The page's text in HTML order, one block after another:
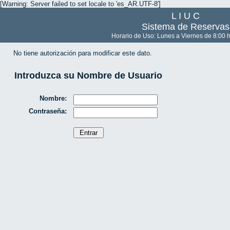
[Warning: Server failed to set locale to 'es_AR.UTF-8']
L I U C
Sistema de Reservas
Horario de Uso: Lunes a Viernes de 8:00
No tiene autorización para modificar este dato.
Introduzca su Nombre de Usuario
Nombre:
Contraseña: